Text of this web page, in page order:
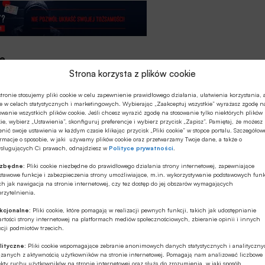
Strona korzysta z plików cookie
stosujemy pliki cookie w celu zapewnienie prawidłowego działania, ułatwienia korzystania, a
w celach statystycznych i marketingowych. Wybierając „Zaakceptuj wszystkie” wyrażasz zgodę
wszystkich plików cookie. Jeśli chcesz wyrazić zgodę na stosowanie tylko niektórych plików
wybierz „Ustawienia”, skonfiguruj preferencje i wybierz przycisk „Zapisz”. Pamiętaj, że możesz
swoje ustawienia w każdym czasie klikając przycisk „Pliki cookie” w stopce portalu.
o sposobie, w jaki używamy plików cookie oraz przetwarzamy Twoje dane, a także o
Ci prawach, odnajdziesz wPolityce prywatności
Pliki cookie niezbędne do prawidłowego działania strony internetowej, zapewniające
funkcje i zabezpieczenia strony umożliwiające, m.in. wykorzystywanie podstawowych
jak nawigacja na stronie internetowej, czy tez dostęp do jej obszarów wymagających
Pliki cookie, które pomagają w realizacji pewnych funkcji, takich jak udostępnianie
strony internetowej na platformach mediów społecznościowych, zbieranie opinii i innych
podmiotów trzecich.
Pliki cookie wspomagające zebranie anonimowych danych statystycznych i
z aktywnością użytkowników na stronie internetowej. Pomagają nam analizować liczbowe
ruchu użytkowników na stronie internetowej oraz służą do zrozumienia, w jaki sposób
25 lipca ruszyła rejestracja podmiotów
ponad 7 tys. podmiotów turystycznych i organizacji
rodzice dzieci do 18. roku życia.
Następnie aktywują bon i otrzymają kod, za
kodem autoryzacyjnym wysłanym SMS-em –
godzin, już działa infolinia Polskiego Bonu